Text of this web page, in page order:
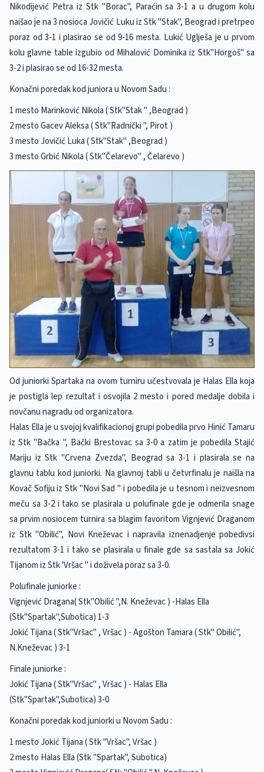
Nikodijević Petra iz Stk "Borac", Paraćin sa 3-1 a u drugom kolu
naišao je na 3 nosioca Jovičić Luku iz Stk "Stak", Beograd i pretrpeo
poraz od 3-1 i plasirao se od 9-16 mesta. Lukić Uglješa je u prvom
kolu glavne table izgubio od Mihalović Dominika iz Stk"Horgoš" sa
3-2 i plasirao se od 16-32 mesta.
Konačni poredak kod juniora u Novom Sadu :
1 mesto Marinković Nikola ( Stk"Stak " ,Beograd )
2 mesto Gacev Aleksa ( Stk"Radnički ", Pirot )
3 mesto Jovičić Luka ( Stk"Stak" ,Beograd )
3 mesto Grbić Nikola ( Stk"Čelarevo" , Čelarevo )
Od juniorki Spartaka na ovom turniru učestvovala je Halas Ella koja
je postigla lep rezultat i osvojila 2 mesto i pored medalje dobila i
novčanu nagradu od organizatora.
Halas Ella je u svojoj kvalifikacionoj grupi pobedila prvo Hinić Tamaru
iz Stk "Bačka ", Bački Brestovac sa 3-0 a zatim je pobedila Stajić
Mariju iz Stk "Crvena Zvezda", Beograd sa 3-1 i plasirala se na
glavnu tablu kod juniorki. Na glavnoj tabli u četvrfinalu je naišla na
Kovač Sofiju iz Stk "Novi Sad " i pobedila je u tesnom i neizvesnom
meču sa 3-2 i tako se plasirala u polufinale gde je odmerila snage
sa prvim nosiocem turnira sa blagim favoritom Vignjević Draganom
iz Stk "Obilić", Novi Kneževac i napravila iznenadjenje pobedivsi
rezultatom 3-1 i tako se plasirala u finale gde sa sastala sa Jokić
Tijanom iz Stk 'Vršac " i doživela poraz sa 3-0.
Polufinale juniorke :
Vignjević Dragana( Stk"Obilić ",N. Kneževac ) -Halas Ella
(Stk"Spartak",Subotica) 1-3
Jokić Tijana ( Stk"Vršac" , Vršac ) - Agošton Tamara ( Stk" Obilić",
N.Kneževac ) 3-1
Finale juniorke :
Jokić Tijana ( Stk"Vršac" , Vršac ) - Halas Ella
(Stk"Spartak",Subotica) 3-0
Konačni poredak kod juniorki u Novom Sadu :
1 mesto Jokić Tijana ( Stk "Vršac", Vršac )
2 mesto Halas Ella (Stk "Spartak", Subotica)